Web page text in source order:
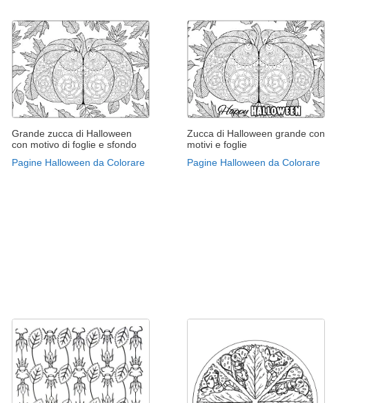
Grande zucca di Halloween
con motivo di foglie e sfondo
Pagine Halloween da Colorare
Zucca di Halloween grande con
motivi e foglie
Pagine Halloween da Colorare